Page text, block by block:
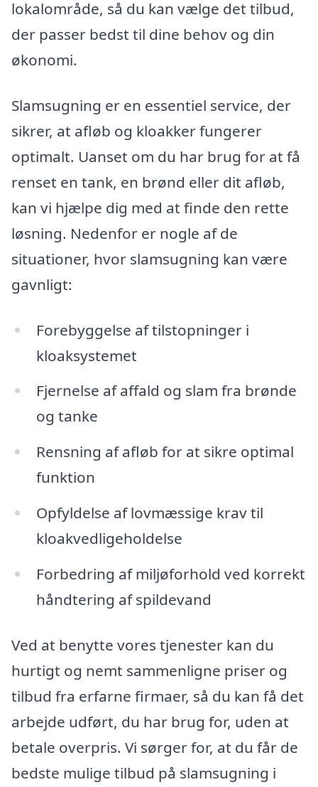
lokalområde, så du kan vælge det tilbud,
der passer bedst til dine behov og din
økonomi.
Slamsugning er en essentiel service, der
sikrer, at afløb og kloakker fungerer
optimalt. Uanset om du har brug for at få
renset en tank, en brønd eller dit afløb,
kan vi hjælpe dig med at finde den rette
løsning. Nedenfor er nogle af de
situationer, hvor slamsugning kan være
gavnligt:
Forebyggelse af tilstopninger i
kloaksystemet
Fjernelse af affald og slam fra brønde
og tanke
Rensning af afløb for at sikre optimal
funktion
Opfyldelse af lovmæssige krav til
kloakvedligeholdelse
Forbedring af miljøforhold ved korrekt
håndtering af spildevand
Ved at benytte vores tjenester kan du
hurtigt og nemt sammenligne priser og
tilbud fra erfarne firmaer, så du kan få det
arbejde udført, du har brug for, uden at
betale overpris. Vi sørger for, at du får de
bedste mulige tilbud på slamsugning i